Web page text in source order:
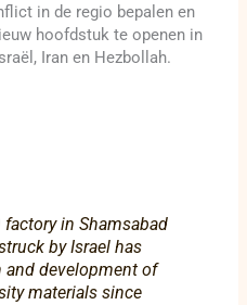
in de regio bepalen en
hoofdstuk te openen in
Iran en Hezbollah.
factory in Shamsabad
by Israel has
and development of
materials since